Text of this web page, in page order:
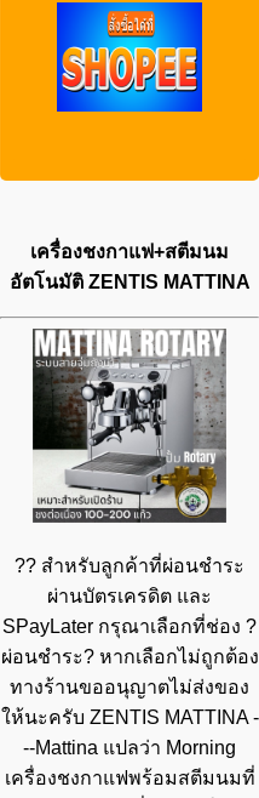
เครื่องชงกาแฟ+สตีมนม
อัตโนมัติ ZENTIS MATTINA
?? สำหรับลูกค้าที่ผ่อนชำระ
ผ่านบัตรเครดิต และ
SPayLater กรุณาเลือกที่ช่อง ?
ผ่อนชำระ? หากเลือกไม่ถูกต้อง
ทางร้านขออนุญาตไม่ส่งของ
ให้นะครับ ZENTIS MATTINA -
--Mattina แปลว่า Morning
เครื่องชงกาแฟพร้อมสตีมนมที่